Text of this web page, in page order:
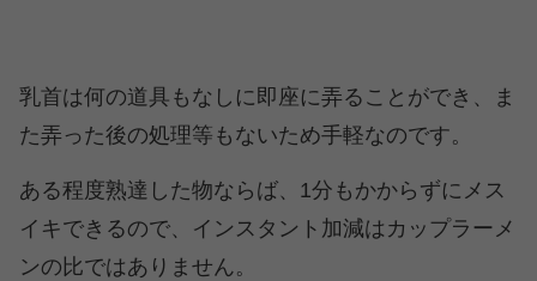
乳首は何の道具もなしに即座に弄ることができ、ま
た弄った後の処理等もないため手軽なのです。
ある程度熟達した物ならば、1分もかからずにメス
イキできるので、インスタント加減はカップラーメ
ンの比ではありません。